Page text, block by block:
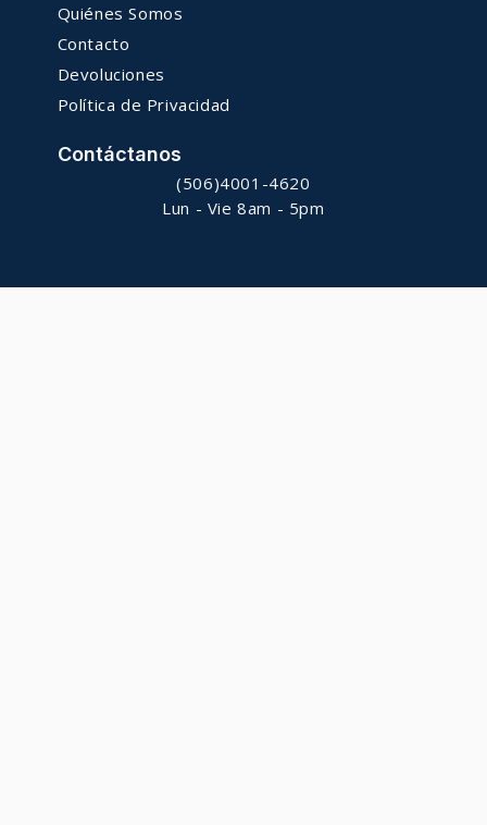
Quiénes Somos
Contacto
Devoluciones
Política de Privacidad
Contáctanos
(506)4001-4620
Lun - Vie 8am - 5pm